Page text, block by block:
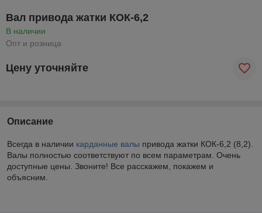
Вал привода жатки КОК-6,2
В наличии
Опт и розница
Цену уточняйте
Описание
Всегда в наличии карданные валы привода жатки КОК-6,2 (8,2).
Валы полностью соответствуют по всем параметрам. Очень
доступные цены. Звоните! Все расскажем, покажем и
объясним.